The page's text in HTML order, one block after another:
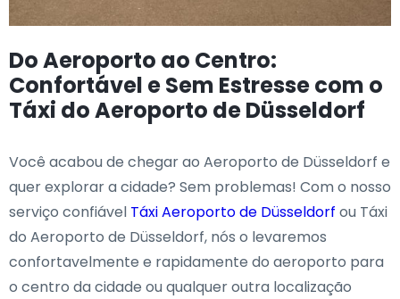
Do Aeroporto ao Centro:
Confortável e Sem Estresse com o
Táxi do Aeroporto de Düsseldorf
Você acabou de chegar ao Aeroporto de Düsseldorf e
quer explorar a cidade? Sem problemas! Com o nosso
serviço confiável Táxi Aeroporto de Düsseldorf ou Táxi
do Aeroporto de Düsseldorf, nós o levaremos
confortavelmente e rapidamente do aeroporto para
o centro da cidade ou qualquer outra localização